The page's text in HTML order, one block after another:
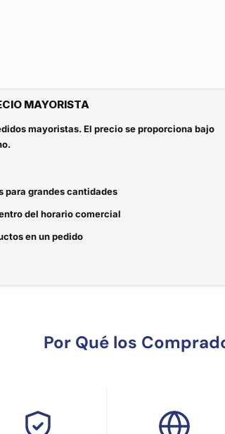
MAYORISTA
mayoristas. El precio se proporciona bajo
para grandes cantidades
del horario comercial
en un pedido
Por Qué los